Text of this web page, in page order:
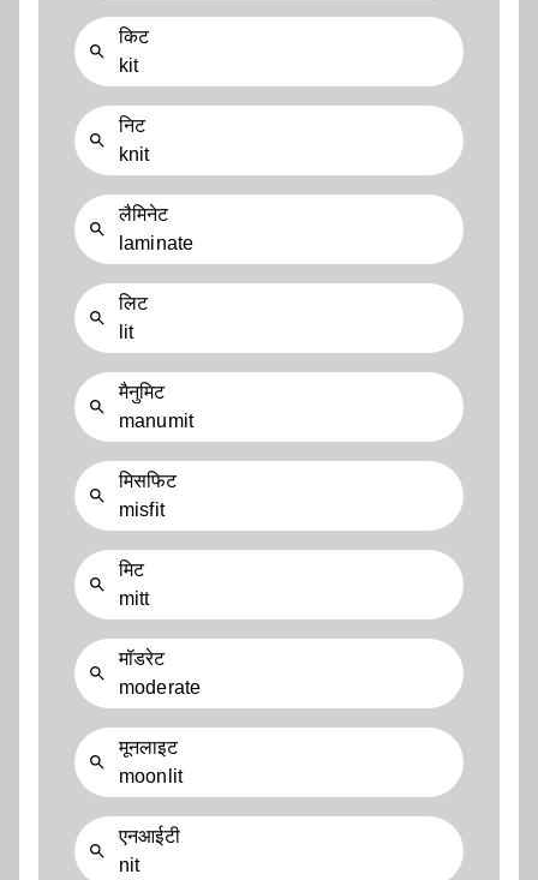
किट
kit
निट
knit
लैमिनेट
laminate
लिट
lit
मैनुमिट
manumit
मिसफिट
misfit
मिट
mitt
मॉडरेट
moderate
मूनलाइट
moonlit
एनआईटी
nit